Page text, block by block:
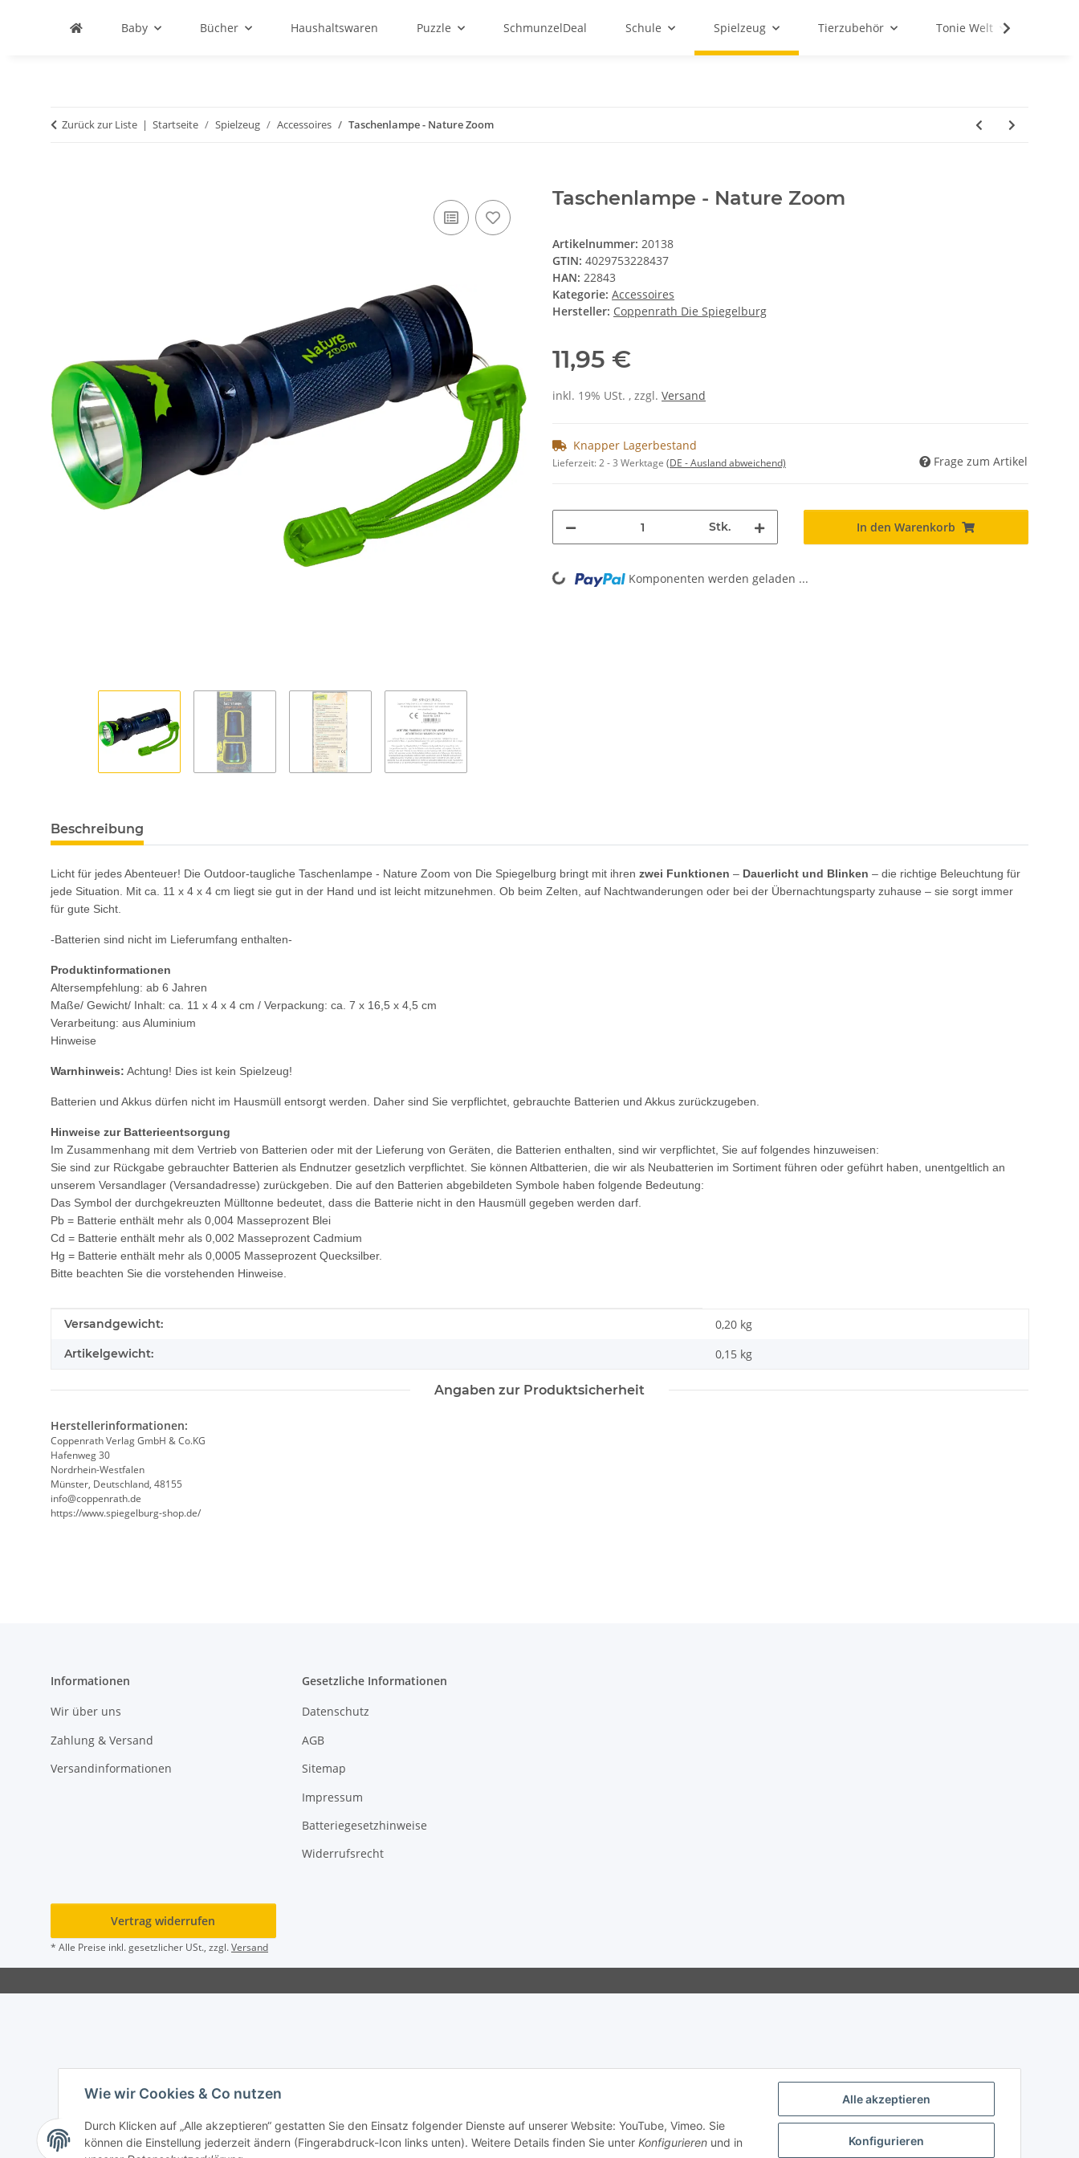
Alle akzeptieren
Konfigurieren
Wie wir Cookies & Co nutzen
Durch Klicken auf „Alle akzeptieren“ gestatten Sie den Einsatz folgender Dienste auf unserer Website: YouTube, Vimeo. Sie
können die Einstellung jederzeit ändern (Fingerabdruck-Icon links unten). Weitere Details finden Sie unter Konfigurieren und in
Baby Bücher Haushaltswaren Puzzle SchmunzelDeal Schule Spielzeug Tierzubehör Tonie Welt
Zurück zur Liste Startseite Spielzeug Accessoires Taschenlampe - Nature Zoom
Taschenlampe - Nature Zoom
Artikelnummer: 20138
GTIN: 4029753228437
HAN: 22843
Kategorie: Accessoires
Hersteller: Coppenrath Die Spiegelburg
11,95 €
inkl. 19% USt. , zzgl. Versand
Knapper Lagerbestand
Lieferzeit:2 - 3 Werktage (DE - Ausland abweichend) Frage zum Artikel
Stk. In den Warenkorb
Loading... Komponenten werden geladen ...
Beschreibung
Licht für jedes Abenteuer! Die Outdoor-taugliche Taschenlampe - Nature Zoom von Die Spiegelburg bringt mit ihren zwei Funktionen – Dauerlicht und Blinken – die richtige Beleuchtung für
jede Situation. Mit ca. 11 x 4 x 4 cm liegt sie gut in der Hand und ist leicht mitzunehmen. Ob beim Zelten, auf Nachtwanderungen oder bei der Übernachtungsparty zuhause – sie sorgt immer
für gute Sicht.
-Batterien sind nicht im Lieferumfang enthalten-
Produktinformationen
Altersempfehlung: ab 6 Jahren
Maße/ Gewicht/ Inhalt: ca. 11 x 4 x 4 cm / Verpackung: ca. 7 x 16,5 x 4,5 cm
Verarbeitung: aus Aluminium
Hinweise
Warnhinweis: Achtung! Dies ist kein Spielzeug!
Batterien und Akkus dürfen nicht im Hausmüll entsorgt werden. Daher sind Sie verpflichtet, gebrauchte Batterien und Akkus zurückzugeben.
Hinweise zur Batterieentsorgung
Im Zusammenhang mit dem Vertrieb von Batterien oder mit der Lieferung von Geräten, die Batterien enthalten, sind wir verpflichtet, Sie auf folgendes hinzuweisen:
Sie sind zur Rückgabe gebrauchter Batterien als Endnutzer gesetzlich verpflichtet. Sie können Altbatterien, die wir als Neubatterien im Sortiment führen oder geführt haben, unentgeltlich an
unserem Versandlager (Versandadresse) zurückgeben. Die auf den Batterien abgebildeten Symbole haben folgende Bedeutung:
Das Symbol der durchgekreuzten Mülltonne bedeutet, dass die Batterie nicht in den Hausmüll gegeben werden darf.
Pb = Batterie enthält mehr als 0,004 Masseprozent Blei
Cd = Batterie enthält mehr als 0,002 Masseprozent Cadmium
Hg = Batterie enthält mehr als 0,0005 Masseprozent Quecksilber.
Bitte beachten Sie die vorstehenden Hinweise.
Produkteigenschaft
Wert
Versandgewicht: 0,20 kg
Artikelgewicht: 0,15 kg
Angaben zur Produktsicherheit
Herstellerinformationen:
Coppenrath Verlag GmbH & Co.KG
Hafenweg 30
Nordrhein-Westfalen
Münster, Deutschland, 48155
info@coppenrath.de
https://www.spiegelburg-shop.de/
Informationen
Wir über uns
Zahlung & Versand
Versandinformationen
Gesetzliche Informationen
Datenschutz
AGB
Sitemap
Impressum
Batteriegesetzhinweise
Widerrufsrecht
Vertrag widerrufen
* Alle Preise inkl. gesetzlicher USt., zzgl.Versand